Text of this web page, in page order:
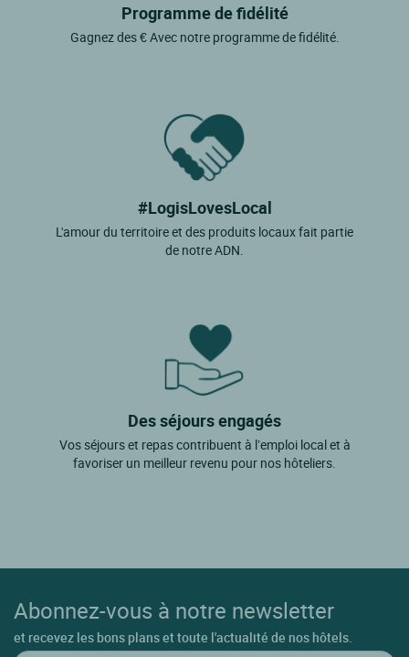
Programme de fidélité
Gagnez des € Avec notre programme de fidélité.
#LogisLovesLocal
L'amour du territoire et des produits locaux fait partie
de notre ADN.
Des séjours engagés
Vos séjours et repas contribuent à l’emploi local et à
favoriser un meilleur revenu pour nos hôteliers.
Abonnez-vous à notre newsletter
et recevez les bons plans et toute l'actualité de nos hôtels.